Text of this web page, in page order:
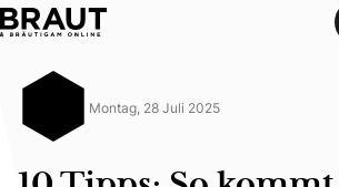
10 Tipps: So kommt ihr in
Montag, 28 Juli 2025